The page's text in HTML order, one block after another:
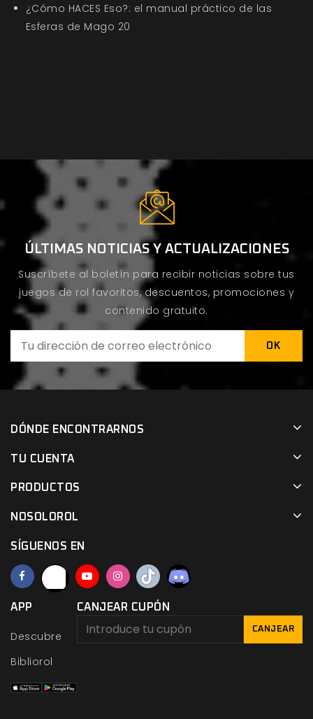
¿Cómo HACES Eso?: el manual práctico de las
Esferas de Mago 20
ÚLTIMAS NOTICIAS Y ACTUALIZACIONES
Suscríbete al boletín para recibir noticias sobre tus
juegos de rol favoritos, descuentos, promociones y
contenido gratuito.
DÓNDE ENCONTRARNOS
TU CUENTA
PRODUCTOS
NOSOLOROL
SÍGUENOS EN
APP
Descubre
Bibliorol
CANJEAR CUPÓN
CANJEAR